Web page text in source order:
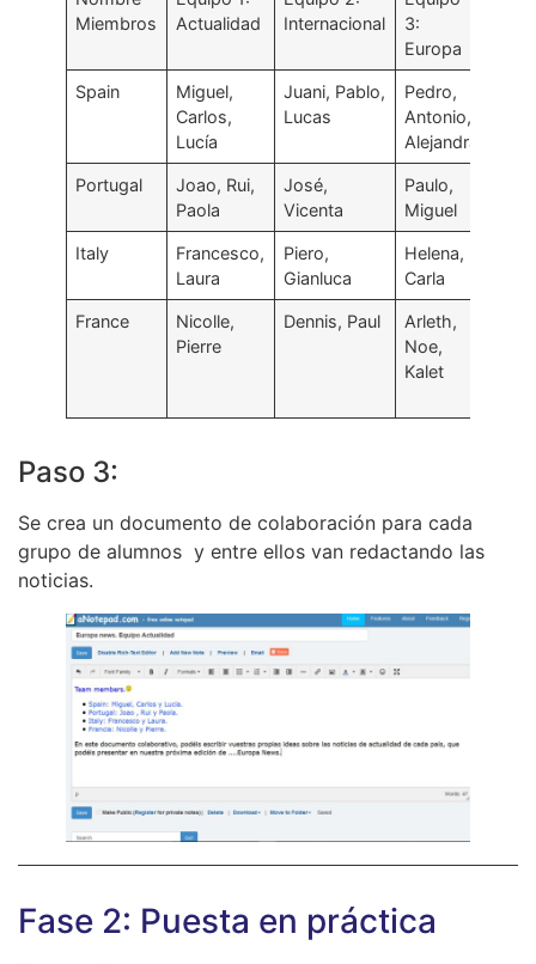
Miembros
Actualidad
Internacional
3:
Europa
Spain
Miguel,
Carlos,
Lucía
Juani, Pablo,
Lucas
Pedro,
Antonio,
Alejandra
Portugal
Joao, Rui,
Paola
José,
Vicenta
Paulo,
Miguel
Italy
Francesco,
Laura
Piero,
Gianluca
Helena,
Carla
France
Nicolle,
Pierre
Dennis, Paul
Arleth,
Noe,
Kalet
Paso 3:
Se crea un documento de colaboración para cada
grupo de alumnos y entre ellos van redactando las
noticias.
Fase 2: Puesta en práctica